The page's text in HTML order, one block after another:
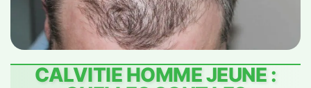
CALVITIE HOMME JEUNE :